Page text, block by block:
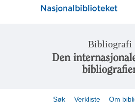
Bibliografi
Den
Søk Verkliste Om